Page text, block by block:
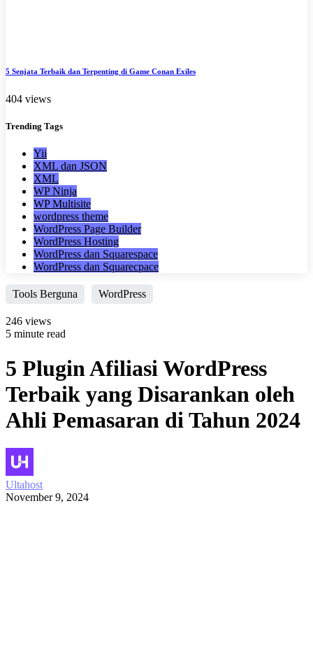
5 Senjata Terbaik dan Terpenting di Game Conan Exiles
404 views
Trending Tags
Yii
XML dan JSON
XML
WP Ninja
WP Multisite
wordpress theme
WordPress Page Builder
WordPress Hosting
WordPress dan Squarespace
WordPress dan Squarecpace
Tools Berguna WordPress
246 views
5 minute read
5 Plugin Afiliasi WordPress
Terbaik yang Disarankan oleh
Ahli Pemasaran di Tahun 2024
Ultahost
November 9, 2024